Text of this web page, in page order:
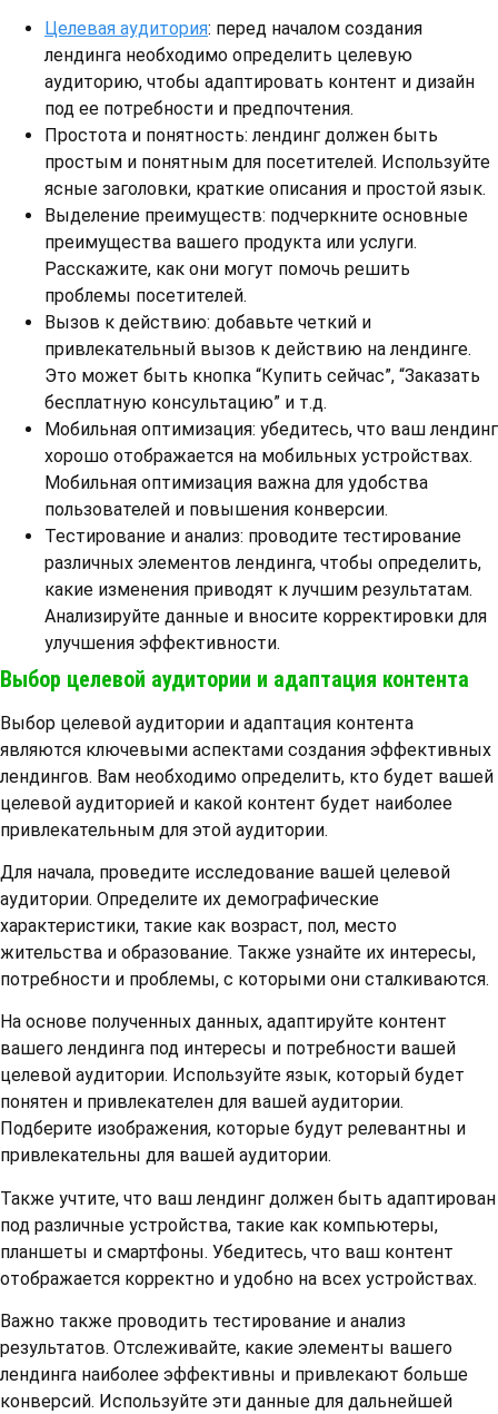
Целевая аудитория: перед началом создания
лендинга необходимо определить целевую
аудиторию, чтобы адаптировать контент и дизайн
под ее потребности и предпочтения.
Простота и понятность: лендинг должен быть
простым и понятным для посетителей. Используйте
ясные заголовки, краткие описания и простой язык.
Выделение преимуществ: подчеркните основные
преимущества вашего продукта или услуги.
Расскажите, как они могут помочь решить
проблемы посетителей.
Вызов к действию: добавьте четкий и
привлекательный вызов к действию на лендинге.
Это может быть кнопка “Купить сейчас”, “Заказать
бесплатную консультацию” и т.д.
Мобильная оптимизация: убедитесь, что ваш лендинг
хорошо отображается на мобильных устройствах.
Мобильная оптимизация важна для удобства
пользователей и повышения конверсии.
Тестирование и анализ: проводите тестирование
различных элементов лендинга, чтобы определить,
какие изменения приводят к лучшим результатам.
Анализируйте данные и вносите корректировки для
улучшения эффективности.
Выбор целевой аудитории и адаптация контента
Выбор целевой аудитории и адаптация контента
являются ключевыми аспектами создания эффективных
лендингов. Вам необходимо определить, кто будет вашей
целевой аудиторией и какой контент будет наиболее
привлекательным для этой аудитории.
Для начала, проведите исследование вашей целевой
аудитории. Определите их демографические
характеристики, такие как возраст, пол, место
жительства и образование. Также узнайте их интересы,
потребности и проблемы, с которыми они сталкиваются.
На основе полученных данных, адаптируйте контент
вашего лендинга под интересы и потребности вашей
целевой аудитории. Используйте язык, который будет
понятен и привлекателен для вашей аудитории.
Подберите изображения, которые будут релевантны и
привлекательны для вашей аудитории.
Также учтите, что ваш лендинг должен быть адаптирован
под различные устройства, такие как компьютеры,
планшеты и смартфоны. Убедитесь, что ваш контент
отображается корректно и удобно на всех устройствах.
Важно также проводить тестирование и анализ
результатов. Отслеживайте, какие элементы вашего
лендинга наиболее эффективны и привлекают больше
конверсий. Используйте эти данные для дальнейшей